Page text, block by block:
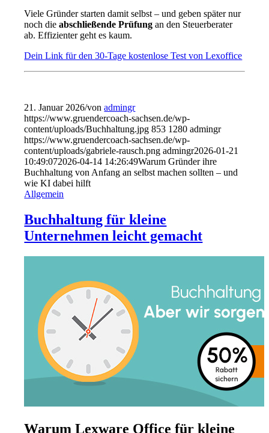
Viele Gründer starten damit selbst – und geben später nur
noch dieabschließende Prüfung an den Steuerberater
ab. Effizienter geht es kaum.
Dein Link für den 30-Tage kostenlose Test von Lexoffice
21. Januar 2026/vonadmingr
https://www.gruendercoach-sachsen.de/wp-
content/uploads/Buchhaltung.jpg 853 1280 admingr
https://www.gruendercoach-sachsen.de/wp-
content/uploads/gabriele-rausch.png admingr2026-01-21
10:49:072026-04-14 14:26:49Warum Gründer ihre
Buchhaltung von Anfang an selbst machen sollten – und
wie KI dabei hilft
Allgemein
Buchhaltung für kleine
Unternehmen leicht gemacht
Warum Lexware Office für kleine